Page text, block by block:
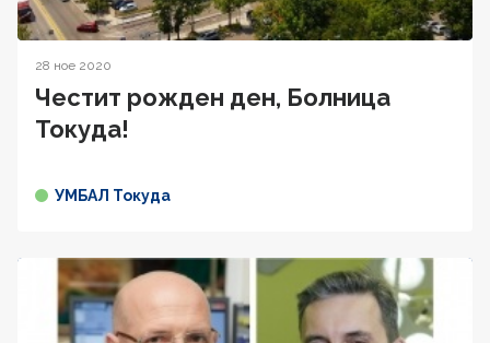
28 ное 2020
Честит рожден ден, Болница
Токуда!
УМБАЛ Токуда